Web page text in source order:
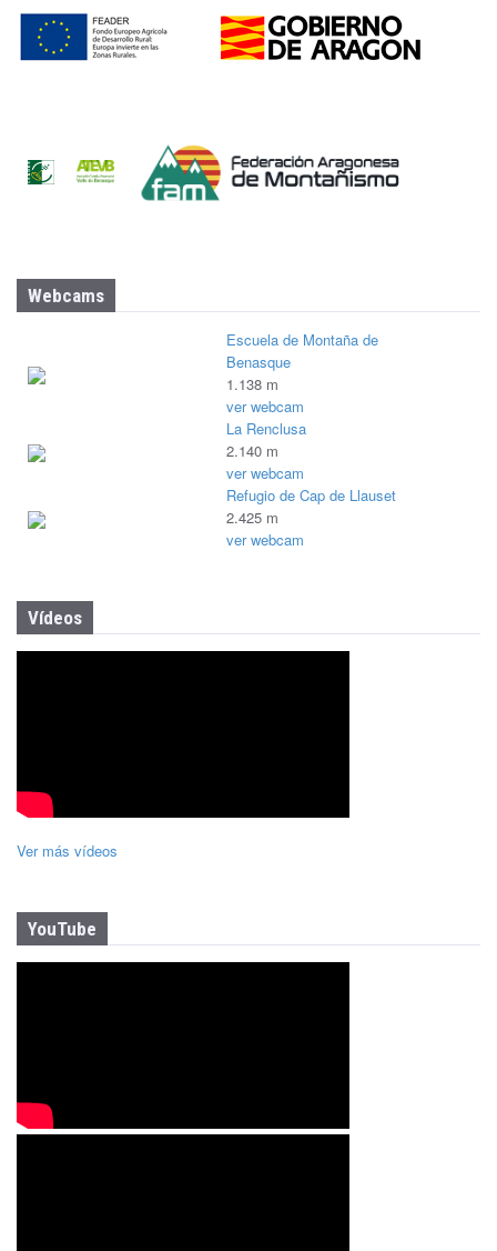
Webcams
Escuela de Montaña de
Benasque
1.138 m
ver webcam
La Renclusa
2.140 m
ver webcam
Refugio de Cap de Llauset
2.425 m
ver webcam
Vídeos
Ver más vídeos
YouTube